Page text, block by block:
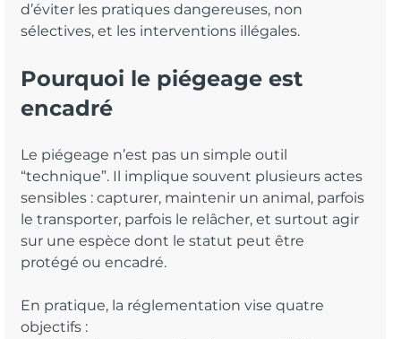
d’éviter les pratiques dangereuses, non
sélectives, et les interventions illégales.
Pourquoi le piégeage est
encadré
Le piégeage n’est pas un simple outil
“technique”. Il implique souvent plusieurs actes
sensibles : capturer, maintenir un animal, parfois
le transporter, parfois le relâcher, et surtout agir
sur une espèce dont le statut peut être
protégé ou encadré.
En pratique, la réglementation vise quatre
objectifs :